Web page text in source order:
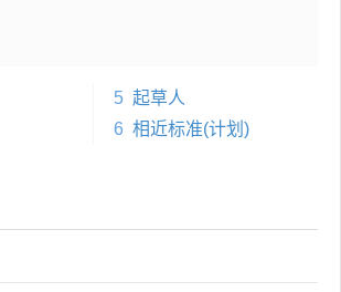
5 起草人
6 相近标准(计划)